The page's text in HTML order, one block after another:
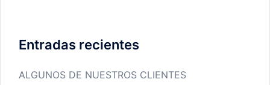
Entradas recientes
ALGUNOS DE NUESTROS CLIENTES